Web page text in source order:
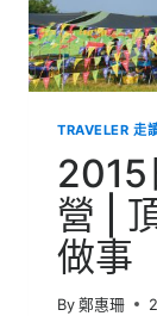
TRAVELER 走
2015
營 |
做事
By 鄭惠珊